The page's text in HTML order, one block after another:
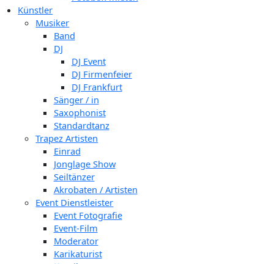
Künstler
Musiker
Band
DJ
DJ Event
DJ Firmenfeier
DJ Frankfurt
Sänger / in
Saxophonist
Standardtanz
Trapez Artisten
Einrad
Jonglage Show
Seiltänzer
Akrobaten / Artisten
Event Dienstleister
Event Fotografie
Event-Film
Moderator
Karikaturist